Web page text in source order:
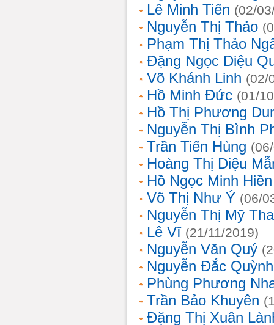
Lê Minh Tiến (02/
Nguyễn Thị Thảo
Phạm Thị Thảo
Đặng Ngọc Diệu
Võ Khánh Linh (02/
Hồ Minh Đức (01/
Hồ Thị Phương
Nguyễn Thị Bình
Trần Tiến Hùng
Hoàng Thị Diệu
Hồ Ngọc Minh Hiền
Võ Thị Như Ý (06/
Nguyễn Thị Mỹ
Lê Vĩ (21/11/2019)
Nguyễn Văn Quý
Nguyễn Đắc
Phùng Phương
Trần Bảo Khuyên
Đặng Thị Xuân